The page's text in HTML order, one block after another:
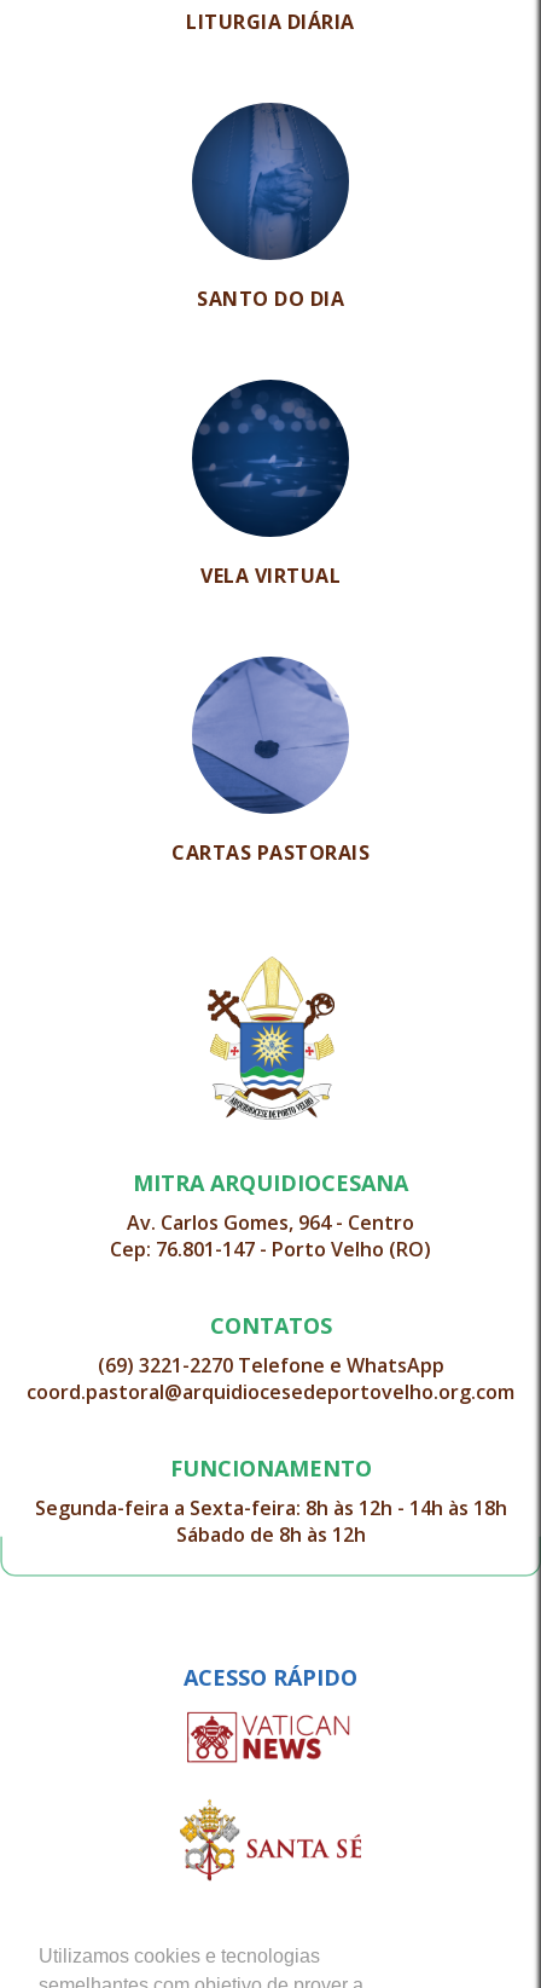
Utilizamos cookies e tecnologias
LITURGIA DIÁRIA
SANTO DO DIA
VELA VIRTUAL
CARTAS PASTORAIS
MITRA ARQUIDIOCESANA
Av. Carlos Gomes, 964 - Centro
Cep: 76.801-147 - Porto Velho (RO)
CONTATOS
(69) 3221-2270 Telefone e WhatsApp
coord.pastoral@arquidiocesedeportovelho.org.com
FUNCIONAMENTO
Segunda-feira a Sexta-feira: 8h às 12h - 14h às 18h
Sábado de 8h às 12h
ACESSO RÁPIDO